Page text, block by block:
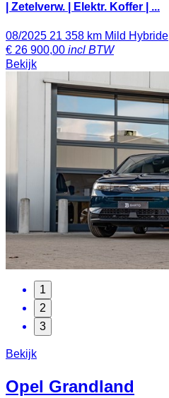
| Zetelverw. | Elektr. Koffer | ...
08/2025 21 358 km Mild Hybride
€ 26 900,00 incl BTW
Bekijk
1
2
3
Bekijk
Opel Grandland